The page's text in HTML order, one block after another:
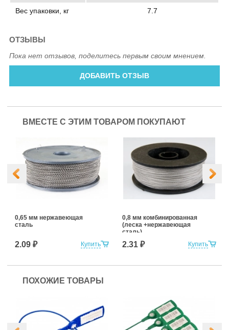
Вес упаковки, кг 7.7
ОТЗЫВЫ
Пока нет отзывов, поделитесь первым своим мнением.
ДОБАВИТЬ ОТЗЫВ
ВМЕСТЕ С ЭТИМ ТОВАРОМ ПОКУПАЮТ
Купить
0,65 мм нержавеющая
сталь
2.09 ₽ Купить
0,8 мм комбинированная
(леска +нержавеющая
сталь)
2.31 ₽
ПОХОЖИЕ ТОВАРЫ